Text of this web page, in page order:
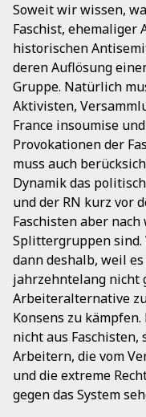
Soweit wir wissen,
Faschist, ehemaliger
historischen
deren Auflösung
Gruppe. Natürlich
Aktivisten,
France insoumise
Provokationen der
muss auch
Dynamik das
und der RN kurz vor
Faschisten aber
Splittergruppen sind.
dann deshalb, weil
jahrzehntelang nicht
Arbeiteralternative
Konsens zu
nicht aus
Arbeitern, die vom
und die extreme
gegen das System